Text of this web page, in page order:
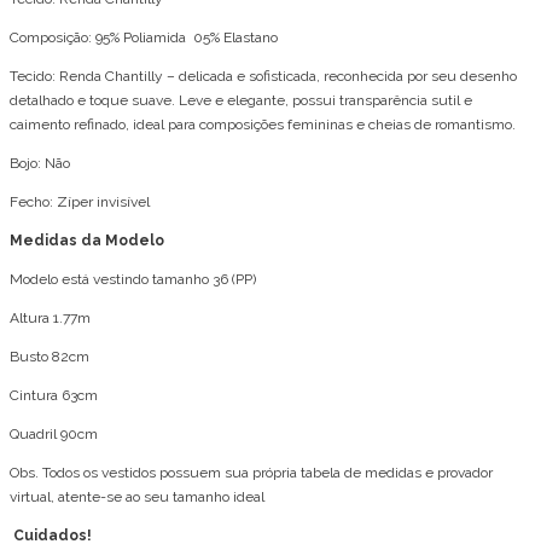
Composição: 95% Poliamida 05% Elastano
Tecido: Renda Chantilly – delicada e sofisticada, reconhecida por seu desenho
detalhado e toque suave. Leve e elegante, possui transparência sutil e
caimento refinado, ideal para composições femininas e cheias de romantismo.
Bojo: Não
Fecho: Zíper invisível
Medidas da Modelo
Modelo está vestindo tamanho 36 (PP)
Altura 1.77m
Busto 82cm
Cintura 63cm
Quadril 90cm
Obs. Todos os vestidos possuem sua própria tabela de medidas e provador
virtual, atente-se ao seu tamanho ideal
Cuidados!